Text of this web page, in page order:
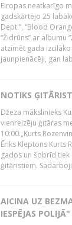
Eiropas neatkarīgo
gadskārtējo 25
Dept.”, “Blood
“Židrūns” ar albumu
atzīmēt gada
jaunpienācēji, gan
NOTIKS
Džeza mākslinieks
vienreizēju ģitāras
10:00.„Kurts
Ēriks Kleptons Kurts
gados un šobrīd
ģitāristiem.
AICINA UZ
IESPĒJAS POLIJĀ"